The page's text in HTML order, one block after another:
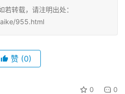
转载，请注明出处：
955.html
赞 (0)
0 0